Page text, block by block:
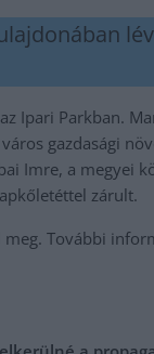
Ipari Parkban.
gazdasági
Imre, a megyei
zárult.
További